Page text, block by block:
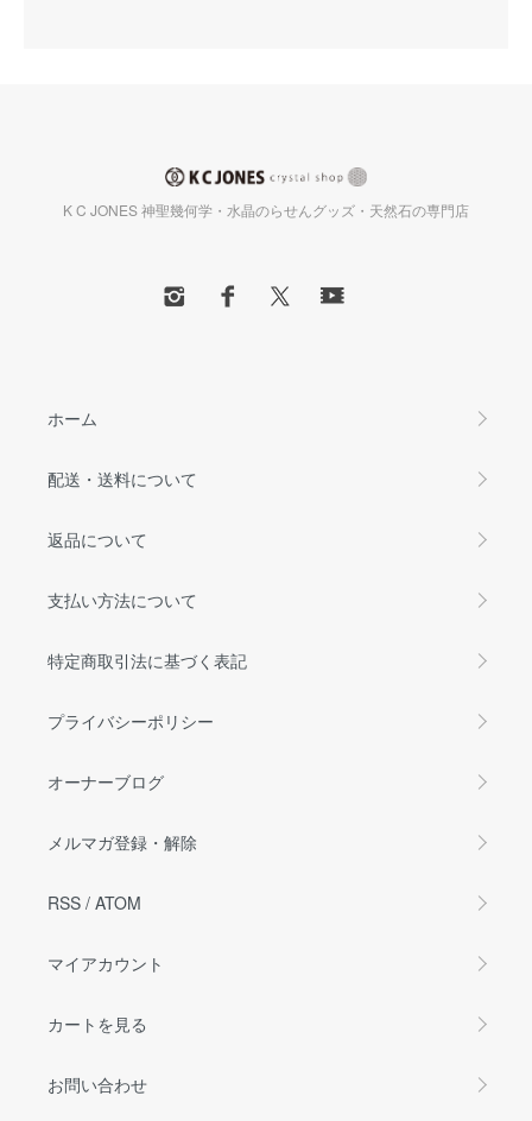
K C JONES 神聖幾何学・水晶のらせんグッズ・天然石の専門店
ホーム
配送・送料について
返品について
支払い方法について
特定商取引法に基づく表記
プライバシーポリシー
オーナーブログ
メルマガ登録・解除
RSS / ATOM
マイアカウント
カートを見る
お問い合わせ